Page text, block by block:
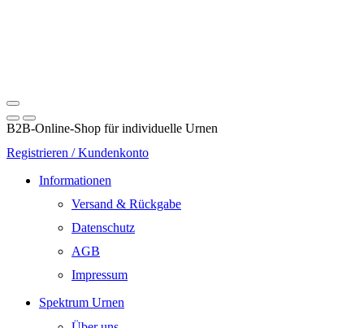
B2B-Online-Shop für individuelle Urnen
Registrieren / Kundenkonto
Informationen
Versand & Rückgabe
Datenschutz
AGB
Impressum
Spektrum Urnen